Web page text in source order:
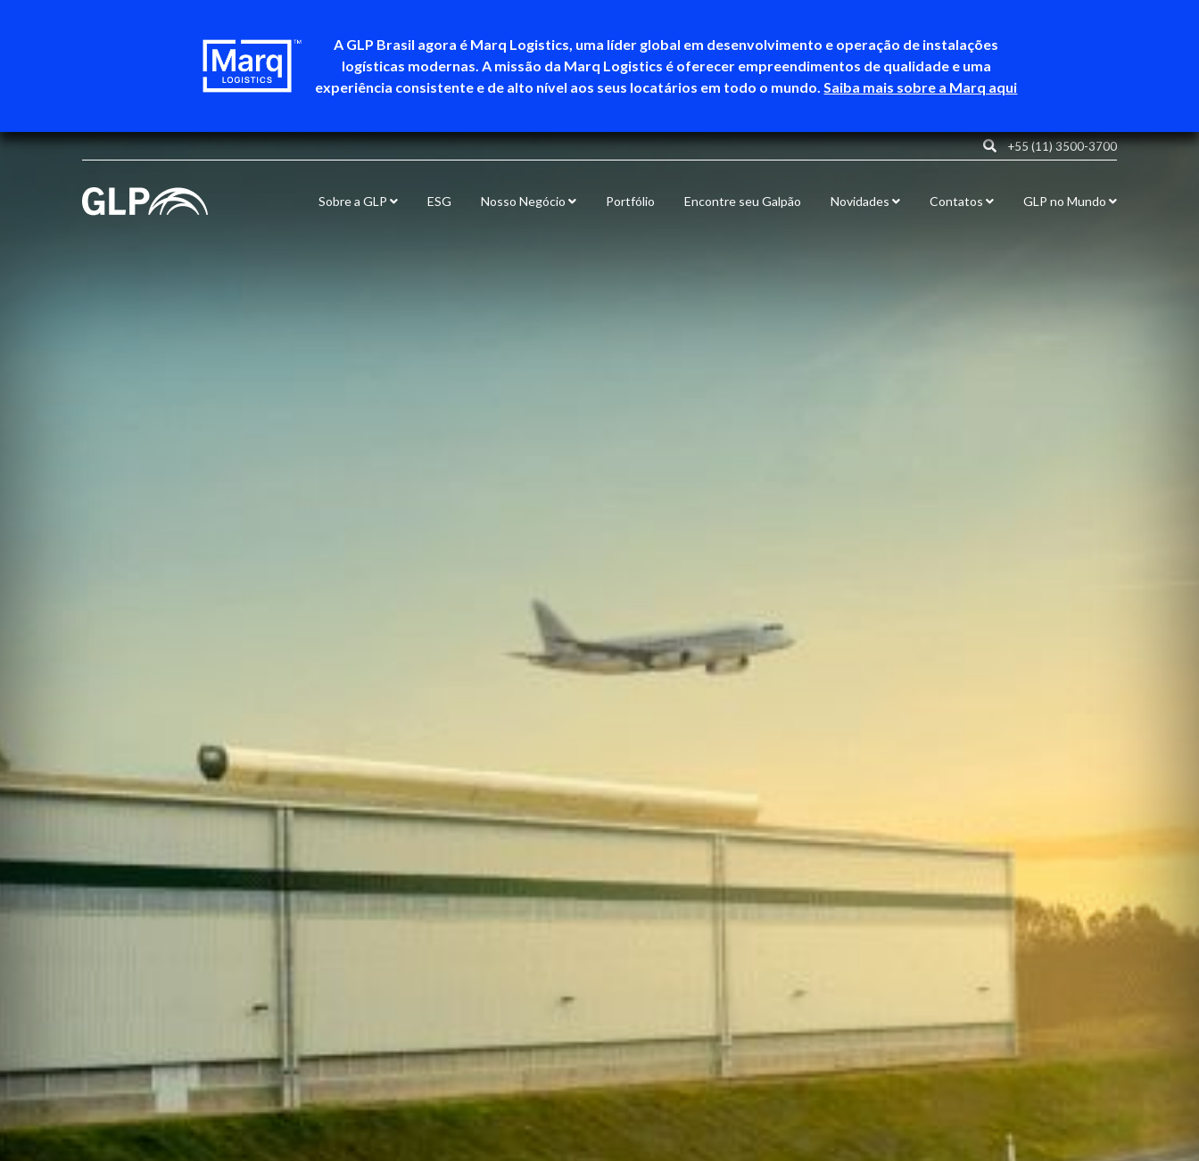
A GLP Brasil agora é Marq Logistics, uma líder global em desenvolvimento e operação de instalações
logísticas modernas. A missão da Marq Logistics é oferecer empreendimentos de qualidade e uma
experiência consistente e de alto nível aos seus locatários em todo o mundo. Saiba mais sobre a Marq aqui
+55 (11) 3500-3700
Sobre a GLP ESG Nosso Negócio Portfólio Encontre seu Galpão Novidades Contatos GLP no Mundo